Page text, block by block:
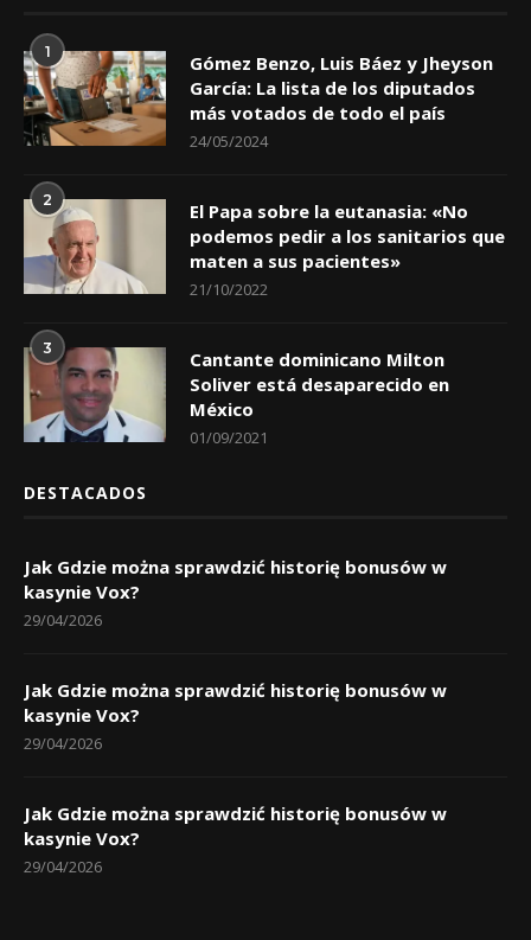
1
García: La lista de los diputados
más votados de todo el país
24/05/2024
2
podemos pedir a los sanitarios que
maten a sus pacientes»
21/10/2022
3
Soliver está desaparecido en
México
01/09/2021
kasynie Vox?
29/04/2026
kasynie Vox?
29/04/2026
kasynie Vox?
29/04/2026